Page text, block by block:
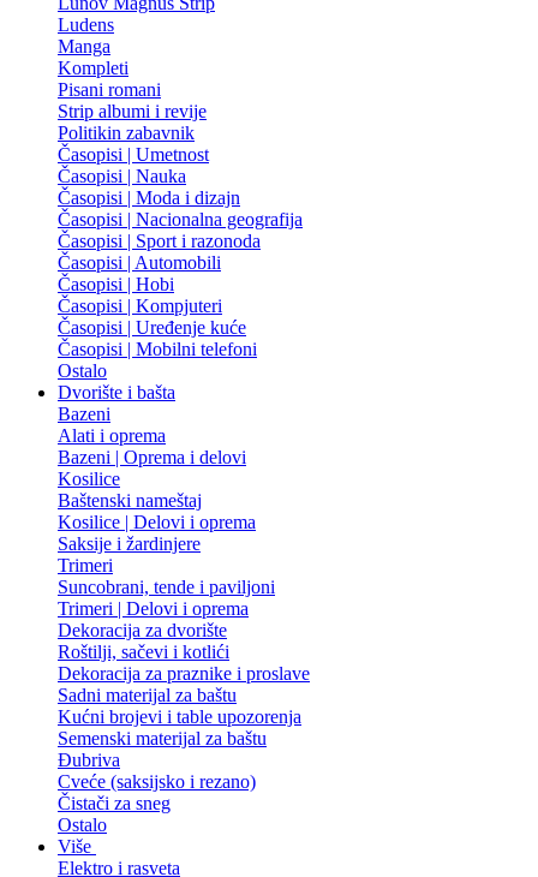
Ludens
Manga
Kompleti
Pisani romani
Strip albumi i revije
Politikin zabavnik
Časopisi | Umetnost
Časopisi | Nauka
Časopisi | Moda i dizajn
Časopisi | Nacionalna geografija
Časopisi | Sport i razonoda
Časopisi | Automobili
Časopisi | Hobi
Časopisi | Kompjuteri
Časopisi | Uređenje kuće
Časopisi | Mobilni telefoni
Ostalo
Dvorište i bašta
Bazeni
Alati i oprema
Bazeni | Oprema i delovi
Kosilice
Baštenski nameštaj
Kosilice | Delovi i oprema
Saksije i žardinjere
Trimeri
Suncobrani, tende i paviljoni
Trimeri | Delovi i oprema
Dekoracija za dvorište
Roštilji, sačevi i kotlići
Dekoracija za praznike i proslave
Sadni materijal za baštu
Kućni brojevi i table upozorenja
Semenski materijal za baštu
Đubriva
Cveće (saksijsko i rezano)
Čistači za sneg
Ostalo
Više
Elektro i rasveta